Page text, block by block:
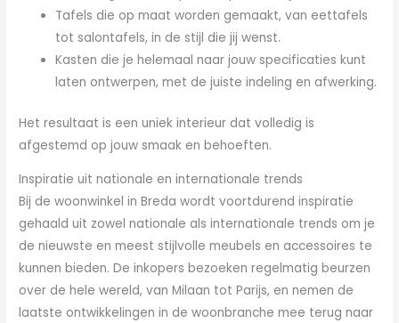
Tafels die op maat worden gemaakt, van eettafels
tot salontafels, in de stijl die jij wenst.
Kasten die je helemaal naar jouw specificaties kunt
laten ontwerpen, met de juiste indeling en afwerking.
Het resultaat is een uniek interieur dat volledig is
afgestemd op jouw smaak en behoeften.
Inspiratie uit nationale en internationale trends
Bij de woonwinkel in Breda wordt voortdurend inspiratie
gehaald uit zowel nationale als internationale trends om je
de nieuwste en meest stijlvolle meubels en accessoires te
kunnen bieden. De inkopers bezoeken regelmatig beurzen
over de hele wereld, van Milaan tot Parijs, en nemen de
laatste ontwikkelingen in de woonbranche mee terug naar